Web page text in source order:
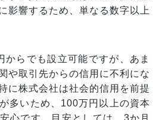
影響するため、単なる数字以上
からでも設立可能ですが、あま
や取引先からの信用に不利にな
に株式会社は社会的信用を前提
多いため、100万円以上の資本
心です。目安としては、3か月